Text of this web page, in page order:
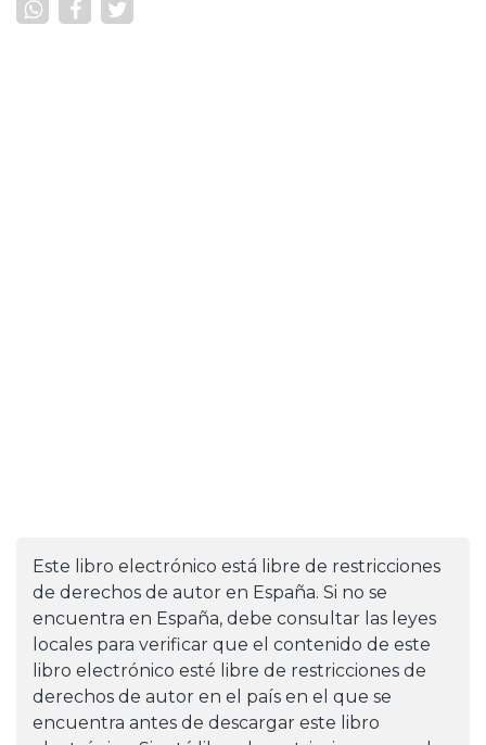
Este libro electrónico está libre de restricciones
de derechos de autor en España. Si no se
encuentra en España, debe consultar las leyes
locales para verificar que el contenido de este
libro electrónico esté libre de restricciones de
derechos de autor en el país en el que se
encuentra antes de descargar este libro